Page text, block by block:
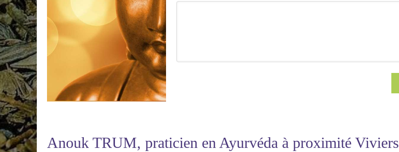
Anouk TRUM, praticien en Ayurvéda à proximité Viviers